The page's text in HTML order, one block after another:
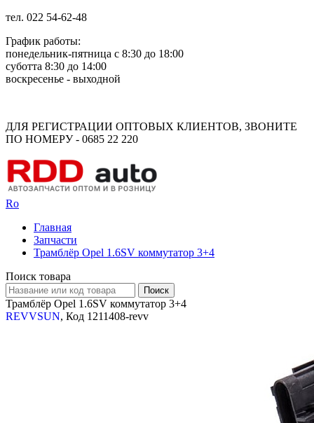
тел. 022 54-62-48
График работы:
понедельник-пятница с 8:30 до 18:00
суботта 8:30 до 14:00
воскресенье - выходной
ДЛЯ РЕГИСТРАЦИИ ОПТОВЫХ КЛИЕНТОВ, ЗВОНИТЕ
ПО НОМЕРУ - 0685 22 220
Ro
Главная
Запчасти
Трамблёр Opel 1.6SV коммутатор 3+4
Поиск товара
Трамблёр Opel 1.6SV коммутатор 3+4
REVVSUN, Код 1211408-revv